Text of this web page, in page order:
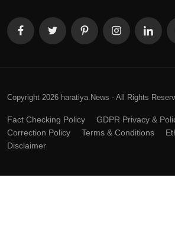
Copyright 2026 haratiya.News - All Rights
Fact Checking Policy
GDPR Privacy &
Correction Policy
Terms & Conditions
Disclaimer